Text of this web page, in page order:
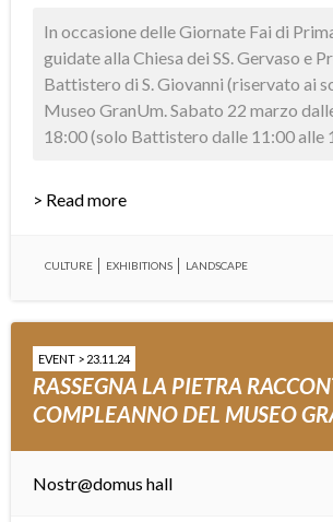
In occasione delle Giornate Fai di
guidate alla Chiesa dei SS. Gervaso e
Battistero di S. Giovanni (riservato ai
Museo GranUm. Sabato 22 marzo
18:00 (solo Battistero dalle 11:00 alle
> Read more
CULTURE EXHIBITIONS LANDSCAPE
EVENT > 23.11.24
RASSEGNA LA PIETRA
COMPLEANNO DEL MUSEO
Nostr@domus hall